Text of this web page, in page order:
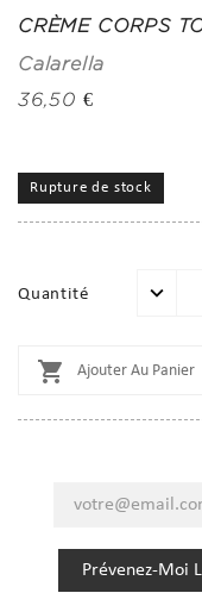
CRÈME CORPS
Calarella
36,50 €
Rupture de stock
Quantité
 Ajouter Au Panier
Prévenez-Moi